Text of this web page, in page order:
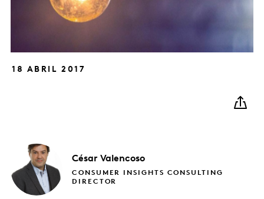
18 ABRIL 2017
César Valencoso
CONSUMER INSIGHTS CONSULTING
DIRECTOR